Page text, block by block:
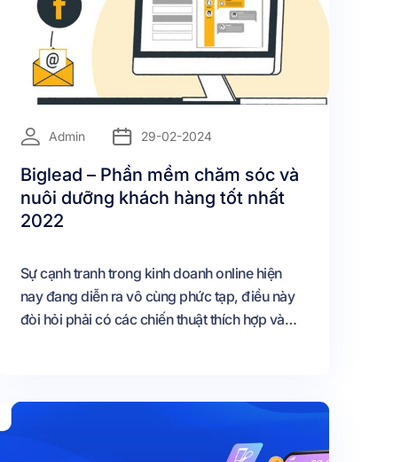
Admin 29-02-2024
Biglead – Phần mềm chăm sóc và
nuôi dưỡng khách hàng tốt nhất
2022
Sự cạnh tranh trong kinh doanh online hiện
nay đang diễn ra vô cùng phức tạp, điều này
đòi hỏi phải có các chiến thuật thích hợp và